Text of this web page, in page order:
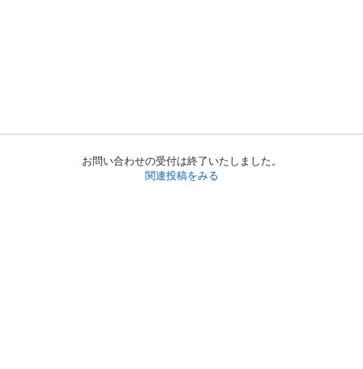
お問い合わせの受付は終了いたしました。
関連投稿をみる